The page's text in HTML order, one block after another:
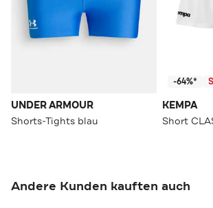
UNDER ARMOUR
Shorts-Tights blau
-64%*
KEMPA
Andere Kunden kauften auch